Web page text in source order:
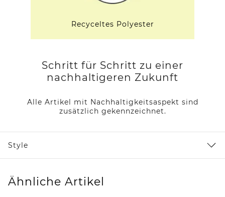
Recyceltes Polyester
Schritt für Schritt zu einer
nachhaltigeren Zukunft
Alle Artikel mit Nachhaltigkeitsaspekt sind
zusätzlich gekennzeichnet.
Style
Ähnliche Artikel